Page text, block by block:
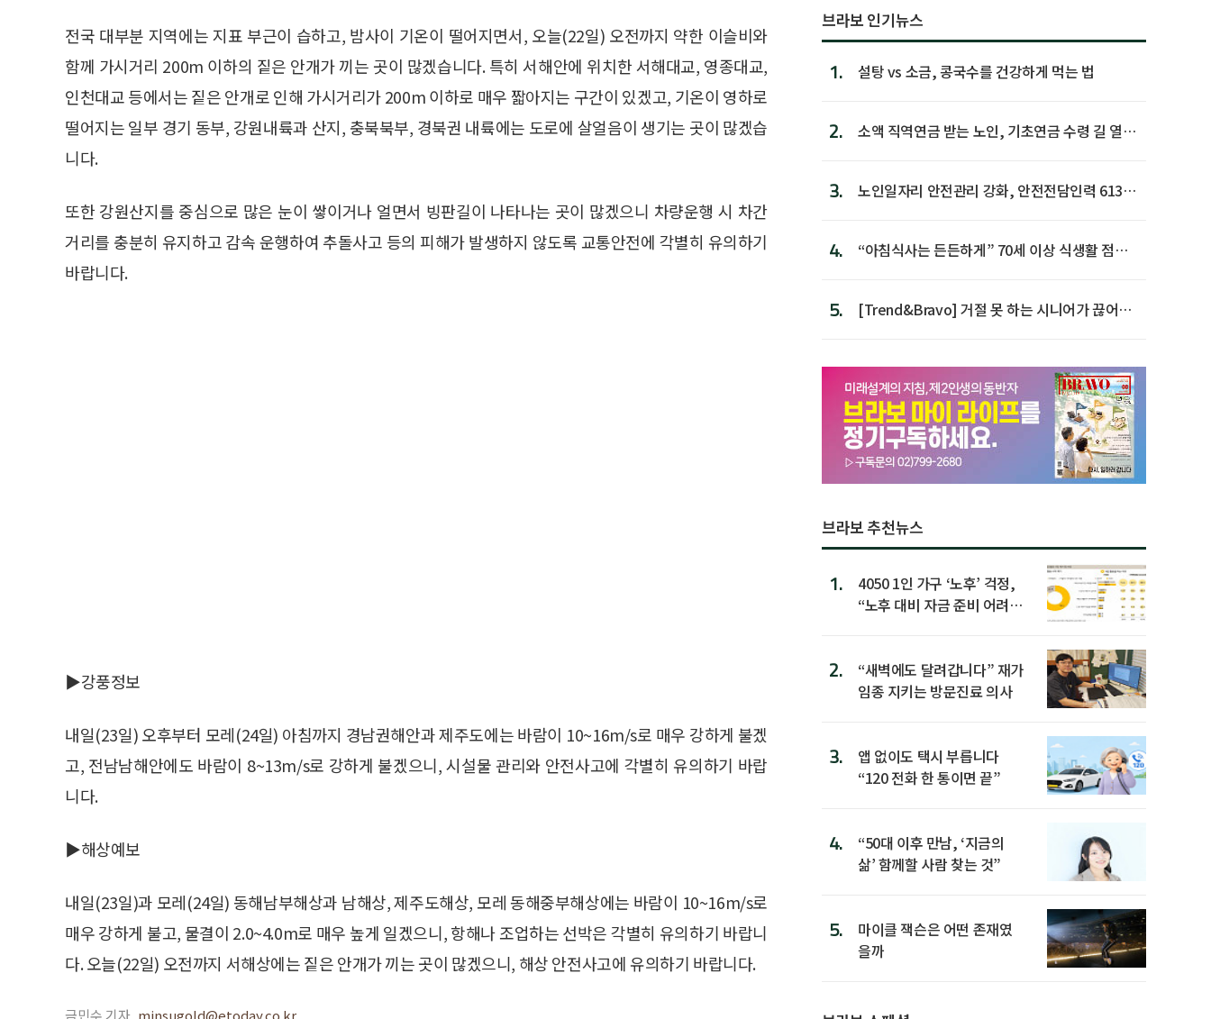
전국 대부분 지역에는 지표 부근이 습하고, 밤사이 기온이 떨어지면서, 오늘(22일) 오전까지 약한 이슬비와
함께 가시거리 200m 이하의 짙은 안개가 끼는 곳이 많겠습니다. 특히 서해안에 위치한 서해대교, 영종대교,
인천대교 등에서는 짙은 안개로 인해 가시거리가 200m 이하로 매우 짧아지는 구간이 있겠고, 기온이 영하로
떨어지는 일부 경기 동부, 강원내륙과 산지, 충북북부, 경북권 내륙에는 도로에 살얼음이 생기는 곳이 많겠습
니다.
또한 강원산지를 중심으로 많은 눈이 쌓이거나 얼면서 빙판길이 나타나는 곳이 많겠으니 차량운행 시 차간
거리를 충분히 유지하고 감속 운행하여 추돌사고 등의 피해가 발생하지 않도록 교통안전에 각별히 유의하기
바랍니다.
▶강풍정보
내일(23일) 오후부터 모레(24일) 아침까지 경남권해안과 제주도에는 바람이 10~16m/s로 매우 강하게 불겠
고, 전남남해안에도 바람이 8~13m/s로 강하게 불겠으니, 시설물 관리와 안전사고에 각별히 유의하기 바랍
니다.
▶해상예보
내일(23일)과 모레(24일) 동해남부해상과 남해상, 제주도해상, 모레 동해중부해상에는 바람이 10~16m/s로
매우 강하게 불고, 물결이 2.0~4.0m로 매우 높게 일겠으니, 항해나 조업하는 선박은 각별히 유의하기 바랍니
다. 오늘(22일) 오전까지 서해상에는 짙은 안개가 끼는 곳이 많겠으니, 해상 안전사고에 유의하기 바랍니다.
금민수 기자 minsugold@etoday.co.kr
브라보 인기뉴스
1. 설탕 vs 소금, 콩국수를 건강하게 먹는 법
2.
소액 직역연금 받는 노인, 기초연금 수령 길 열린
3.
노인일자리 안전관리 강화, 안전전담인력 613명
4.
“아침식사는 든든하게” 70세 이상 식생활 점수
5.
[Trend&Bravo] 거절 못 하는 시니어가 끊어야
브라보 추천뉴스
1.
4050 1인 가구 ‘노후’ 걱정,
“노후 대비 자금 준비 어려
2.
“새벽에도 달려갑니다” 재가
임종 지키는 방문진료 의사
3.
앱 없이도 택시 부릅니다
“120 전화 한 통이면 끝”
4.
“50대 이후 만남, ‘지금의
삶’ 함께할 사람 찾는 것”
5.
마이클 잭슨은 어떤 존재였
을까